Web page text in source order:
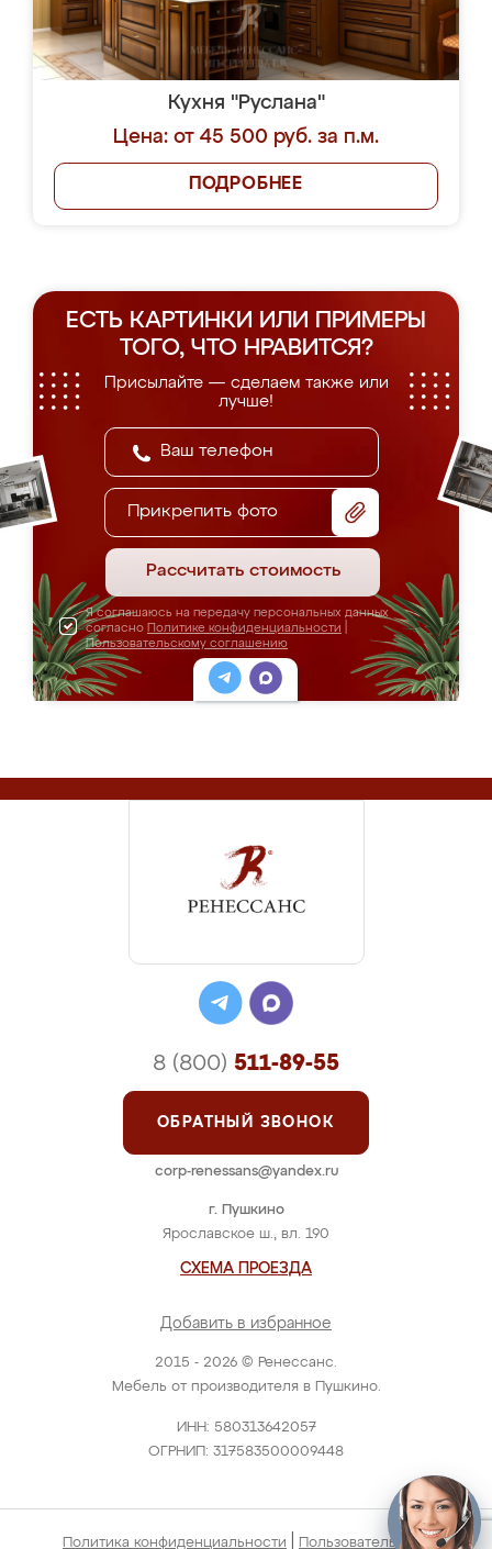
Кухня "Руслана"
Цена: от 45 500 руб. за п.м.
ПОДРОБНЕЕ
ЕСТЬ КАРТИНКИ ИЛИ ПРИМЕРЫ
ТОГО, ЧТО НРАВИТСЯ?
Присылайте — сделаем также или
лучше!
Прикрепить фото
Рассчитать стоимость
Я соглашаюсь на передачу персональных данных
согласно Политике конфиденциальности
Пользовательскому соглашению
2015 - 2026 © Ренессанс.
Мебель от производителя в Пушкино.
ИНН: 580313642057
ОГРНИП: 317583500009448
г. Пушкино
Ярославское ш., вл. 190
СХЕМА ПРОЕЗДА
Добавить в избранное
8 (800) 511-89-55
ОБРАТНЫЙ ЗВОНОК
corp-renessans@yandex.ru
Политика конфиденциальности Пользовательское